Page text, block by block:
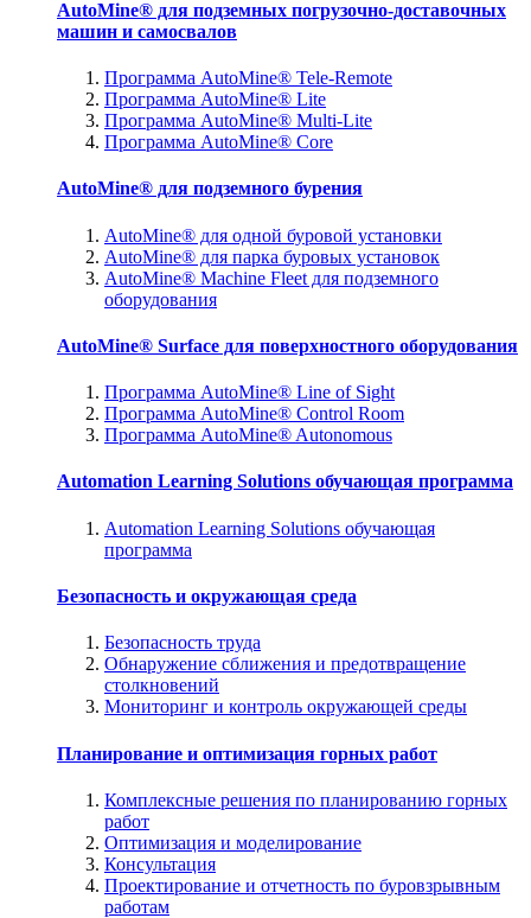
AutoMine® для подземных погрузочно-доставочных
машин и самосвалов
Программа AutoMine® Tele-Remote
Программа AutoMine® Lite
Программа AutoMine® Multi-Lite
Программа AutoMine® Core
AutoMine® для подземного бурения
AutoMine® для одной буровой установки
AutoMine® для парка буровых установок
AutoMine® Machine Fleet для подземного
оборудования
AutoMine® Surface для поверхностного оборудования
Программа AutoMine® Line of Sight
Программа AutoMine® Control Room
Программа AutoMine® Autonomous
Automation Learning Solutions обучающая программа
Automation Learning Solutions обучающая
программа
Безопасность и окружающая среда
Безопасность труда
Обнаружение сближения и предотвращение
столкновений
Мониторинг и контроль окружающей среды
Планирование и оптимизация горных работ
Комплексные решения по планированию горных
работ
Оптимизация и моделирование
Консультация
Проектирование и отчетность по буровзрывным
работам